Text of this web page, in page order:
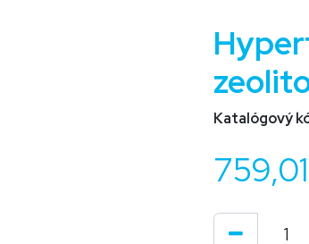
Katalógový
759,01